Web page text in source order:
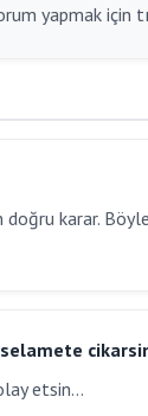
yapmak için
doğru karar.
etsin...